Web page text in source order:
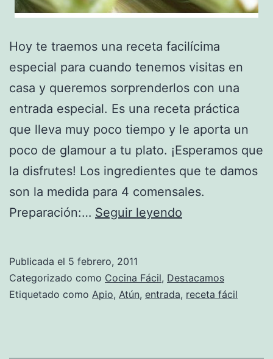
Hoy te traemos una receta facilícima
especial para cuando tenemos visitas en
casa y queremos sorprenderlos con una
entrada especial. Es una receta práctica
que lleva muy poco tiempo y le aporta un
poco de glamour a tu plato. ¡Esperamos que
la disfrutes! Los ingredientes que te damos
son la medida para 4 comensales.
Preparación:… Seguir leyendo
de
Apio
Publicada el 5 febrero, 2011
Categorizado como Cocina Fácil, Destacamos
Etiquetado como Apio, Atún, entrada, receta fácil